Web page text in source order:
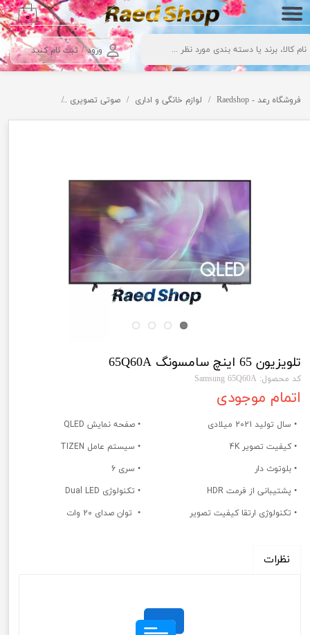
ورود / ثبت نام کنید
حساب کاربری من
تغییر گذر واژه
سفارشات
خروج از حساب کاربری
۰
فروشگاه رعد - Raedshop لوازم خانگی و اداری صوتی تصویری
تلویزیون 65 اینچ سامسونگ 65Q60A
کد محصول: Samsung 65Q60A
اتمام موجودی
• سال تولید 2021 میلادی
• صفحه نمایش QLED
• کیفیت تصویر 4K
• سیستم عامل TIZEN
• بلوتوث دار
• سری 6
• پشتیبانی از فرمت HDR
• تکنولوژی Dual LED
• تکنولوژی ارتقا کیفیت تصویر
• توان صدای 20 وات
نظرات